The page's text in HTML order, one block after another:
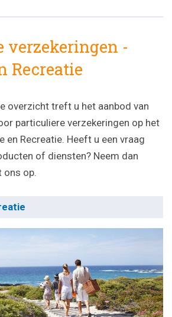
verzekeringen -
Recreatie
overzicht treft u het aanbod van
particuliere verzekeringen op het
en Recreatie. Heeft u een vraag
of diensten? Neem dan
ons op.